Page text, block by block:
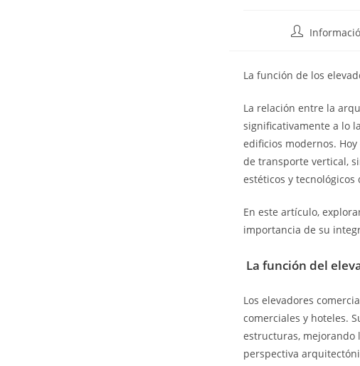
La función de los
La relación entre la
significativamente a lo
edificios modernos.
de transporte vertical,
estéticos y
En este artículo,
importancia de su
La función del
Los elevadores
comerciales y hoteles.
estructuras, mejorando
perspectiva